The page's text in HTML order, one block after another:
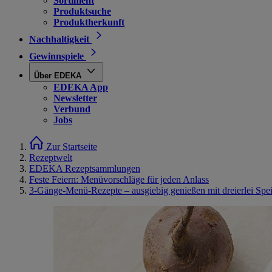
Produktsuche
Produktherkunft
Nachhaltigkeit
Gewinnspiele
Über EDEKA
EDEKA App
Newsletter
Verbund
Jobs
Zur Startseite
Rezeptwelt
EDEKA Rezeptsammlungen
Feste Feiern: Menüvorschläge für jeden Anlass
3-Gänge-Menü-Rezepte – ausgiebig genießen mit dreierlei